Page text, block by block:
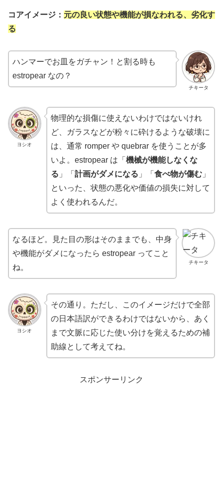
コアイメージ： 元の良い状態や機能が損なわれる、劣化す
る
チキータ
ハンマーでお皿をガチャン！と割る時も
estropear なの？
ヨシオ
物理的な損傷に使えないわけではないけれ
ど、ガラスなどが粉々に砕けるような破壊に
は、通常 romper や quebrar を使うことが多
いよ。estropear は「 機械が機能しなくな
る 」「 計画がダメになる 」「 食べ物が傷む」
といった、状態の悪化や価値の損失に対して
よく使われるんだ。
チキータ
なるほど。見た目の形はそのままでも、中身
や機能がダメになったら estropear ってこと
ね。
ヨシオ
その通り。ただし、このイメージだけで全部
の日本語訳ができるわけではないから、あく
まで文脈に応じた使い分けを覚えるための補
助線として考えてね。
スポンサーリンク